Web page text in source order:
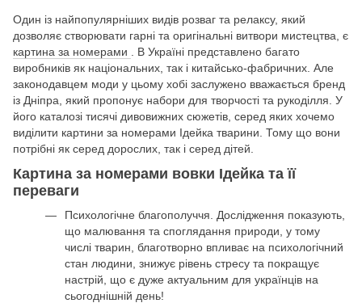
Один із найпопулярніших видів розваг та релаксу, який
дозволяє створювати гарні та оригінальні витвори мистецтва, є
картина за номерами
. В Україні представлено багато
виробників як національних, так і китайсько-фабричних. Але
законодавцем моди у цьому хобі заслужено вважається бренд
із Дніпра, який пропонує набори для творчості та рукоділля. У
його каталозі тисячі дивовижних сюжетів, серед яких хочемо
виділити картини за номерами Ідейка тварини. Тому що вони
потрібні як серед дорослих, так і серед дітей.
Картина за номерами вовки Ідейка та її
переваги
Психологічне благополуччя. Дослідження показують,
що малювання та споглядання природи, у тому
числі тварин, благотворно впливає на психологічний
стан людини, знижує рівень стресу та покращує
настрій, що є дуже актуальним для українців на
сьогоднішній день!